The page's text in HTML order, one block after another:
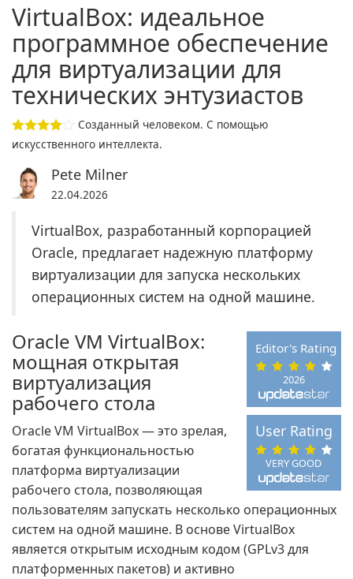
VirtualBox: идеальное
программное обеспечение
для виртуализации для
технических энтузиастов
Созданный человеком. С помощью
искусственного интеллекта.
Pete Milner
22.04.2026
VirtualBox, разработанный корпорацией
Oracle, предлагает надежную платформу
виртуализации для запуска нескольких
операционных систем на одной машине.
2026
Editor's Rating
VERY GOOD
User Rating
Oracle VM VirtualBox:
мощная открытая
виртуализация
рабочего стола
Oracle VM VirtualBox — это зрелая,
богатая функциональностью
платформа виртуализации
рабочего стола, позволяющая
пользователям запускать несколько операционных
систем на одной машине. В основе VirtualBox
является открытым исходным кодом (GPLv3 для
платформенных пакетов) и активно